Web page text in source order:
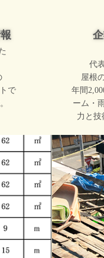
で
代
屋根
年間
ーム・
力と技